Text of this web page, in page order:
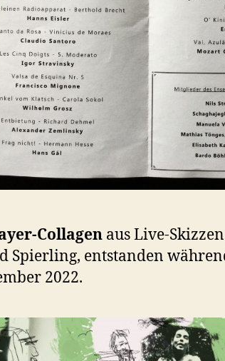
Collagen aus Live-
Spierling, entstanden
2022.